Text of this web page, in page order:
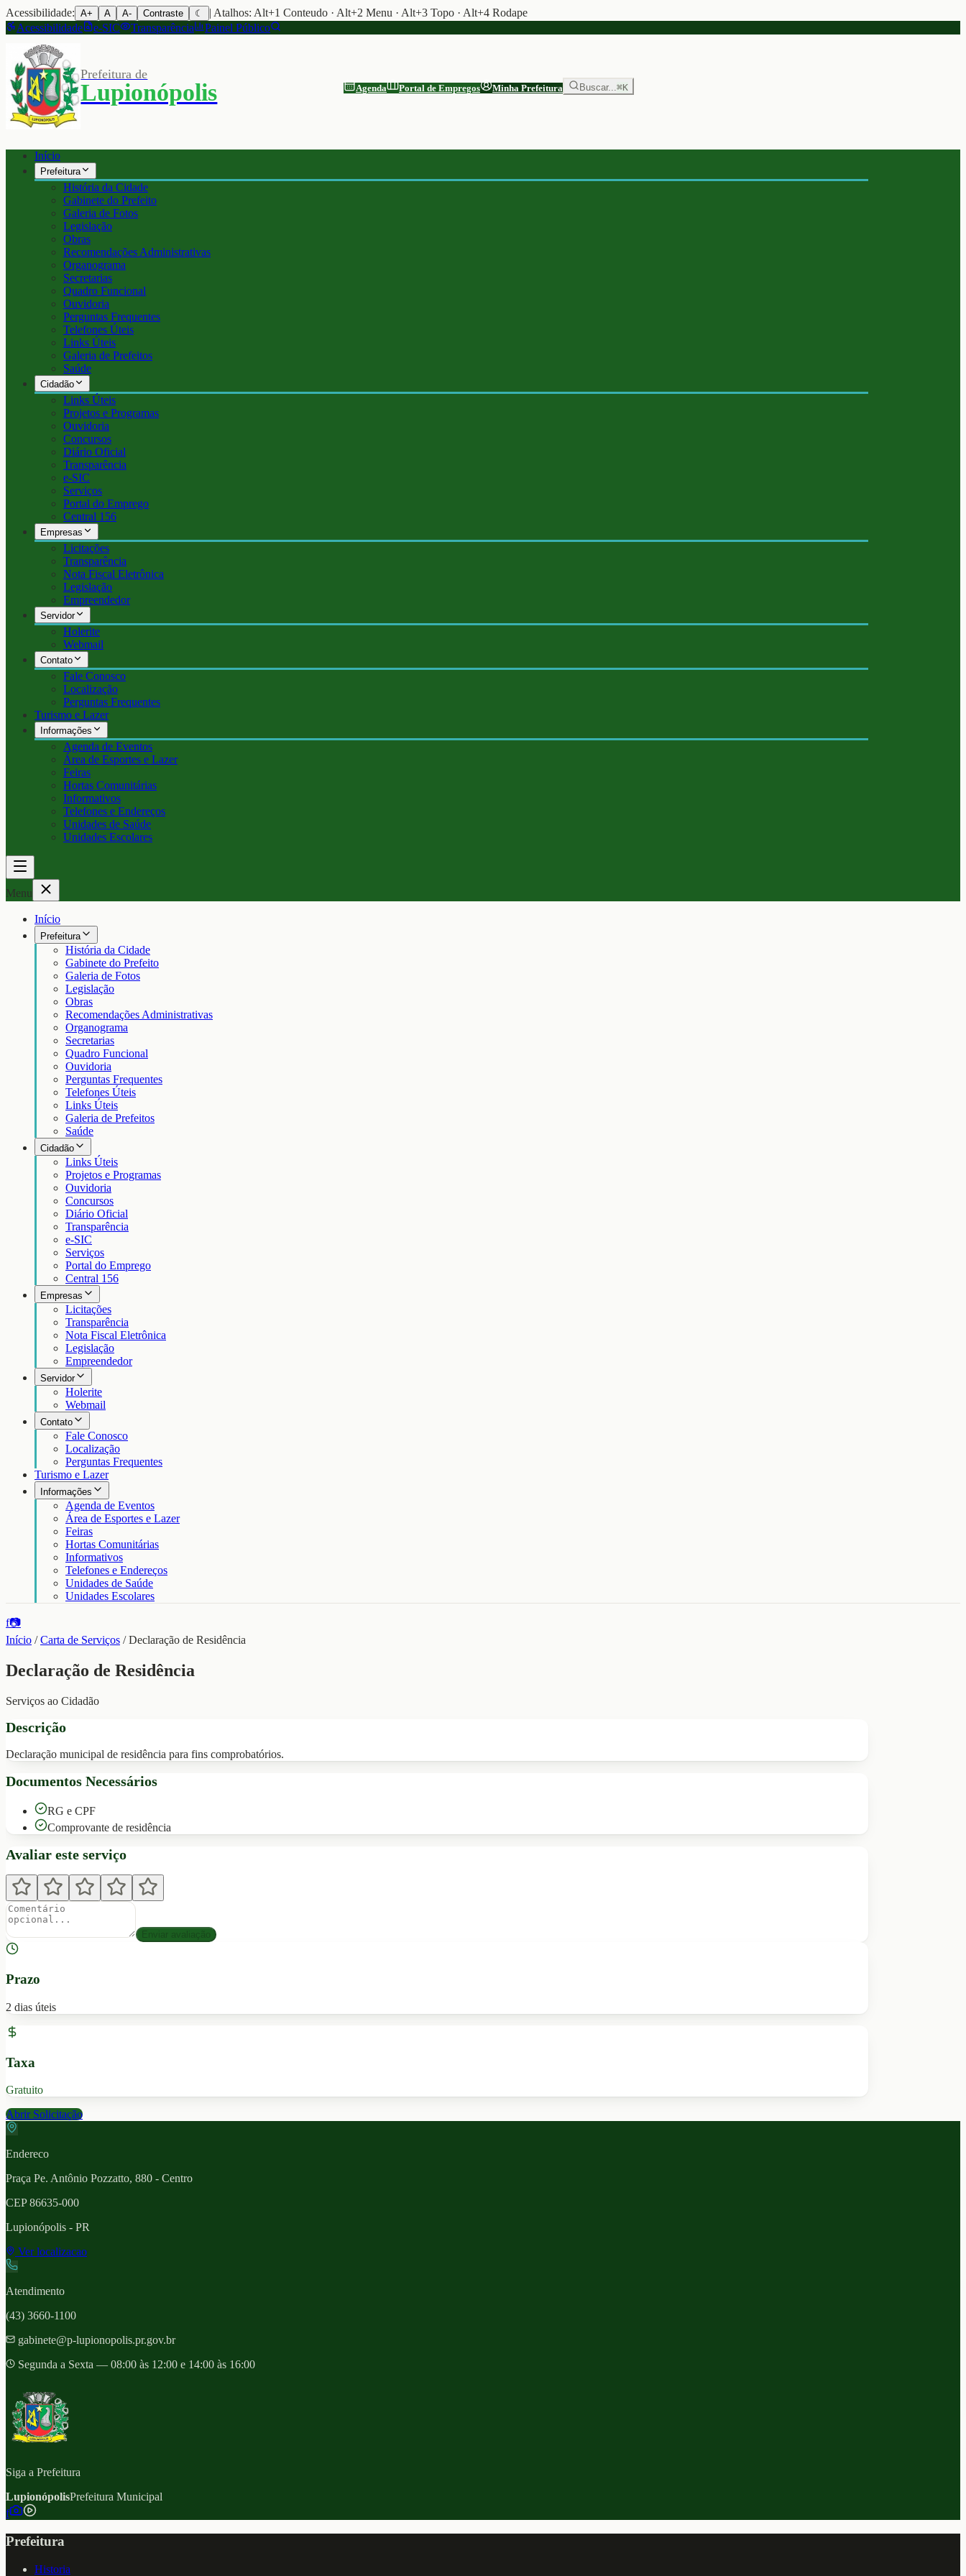
Acessibilidade: A+ A A- Contraste ☾
| Atalhos: Alt+1 Conteudo · Alt+2 Menu · Alt+3 Topo · Alt+4 Rodape
Acessibilidade
e-SIC Transparência Painel Público
Prefeitura de
Lupionópolis Agenda Portal de Empregos Minha Prefeitura Buscar...⌘K
Início
Prefeitura
História da Cidade
Gabinete do Prefeito
Galeria de Fotos
Legislação
Obras
Recomendações Administrativas
Organograma
Secretarias
Quadro Funcional
Ouvidoria
Perguntas Frequentes
Telefones Úteis
Links Úteis
Galeria de Prefeitos
Saúde
Cidadão
Links Úteis
Projetos e Programas
Ouvidoria
Concursos
Diário Oficial
Transparência
e-SIC
Serviços
Portal do Emprego
Central 156
Empresas
Licitações
Transparência
Nota Fiscal Eletrônica
Legislação
Empreendedor
Servidor
Holerite
Webmail
Contato
Fale Conosco
Localização
Perguntas Frequentes
Turismo e Lazer
Informações
Agenda de Eventos
Área de Esportes e Lazer
Feiras
Hortas Comunitárias
Informativos
Telefones e Endereços
Unidades de Saúde
Unidades Escolares
Menu
Início
Prefeitura
História da Cidade
Gabinete do Prefeito
Galeria de Fotos
Legislação
Obras
Recomendações Administrativas
Organograma
Secretarias
Quadro Funcional
Ouvidoria
Perguntas Frequentes
Telefones Úteis
Links Úteis
Galeria de Prefeitos
Saúde
Cidadão
Links Úteis
Projetos e Programas
Ouvidoria
Concursos
Diário Oficial
Transparência
e-SIC
Serviços
Portal do Emprego
Central 156
Empresas
Licitações
Transparência
Nota Fiscal Eletrônica
Legislação
Empreendedor
Servidor
Holerite
Webmail
Contato
Fale Conosco
Localização
Perguntas Frequentes
Turismo e Lazer
Informações
Agenda de Eventos
Área de Esportes e Lazer
Feiras
Hortas Comunitárias
Informativos
Telefones e Endereços
Unidades de Saúde
Unidades Escolares
f📷
Início /Carta de Serviços /Declaração de Residência
Declaração de Residência
Serviços ao Cidadão
Descrição
Declaração municipal de residência para fins comprobatórios.
Documentos Necessários
RG e CPF
Comprovante de residência
Avaliar este serviço
Enviar avaliação
Prazo
2 dias úteis
Taxa
Gratuito
Abrir Solicitação
Endereco
Praça Pe. Antônio Pozzatto, 880 - Centro
CEP86635-000
Lupionópolis - PR
Ver localizacao
Atendimento
(43) 3660-1100
gabinete@p-lupionopolis.pr.gov.br
Segunda a Sexta — 08:00 às 12:00 e 14:00 às 16:00
Siga a Prefeitura
LupionópolisPrefeitura Municipal
f
Prefeitura
Historia